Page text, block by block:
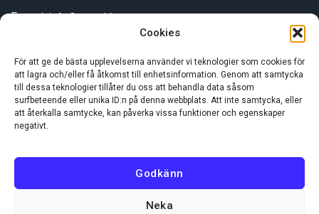
Cookies
För att ge de bästa upplevelserna använder vi teknologier som cookies för
att lagra och/eller få åtkomst till enhetsinformation. Genom att samtycka
till dessa teknologier tillåter du oss att behandla data såsom
surfbeteende eller unika ID:n på denna webbplats. Att inte samtycka, eller
att återkalla samtycke, kan påverka vissa funktioner och egenskaper
negativt.
Godkänn
Neka
E-post:info@aamobler.se
INFORMATION
Om oss
Visa